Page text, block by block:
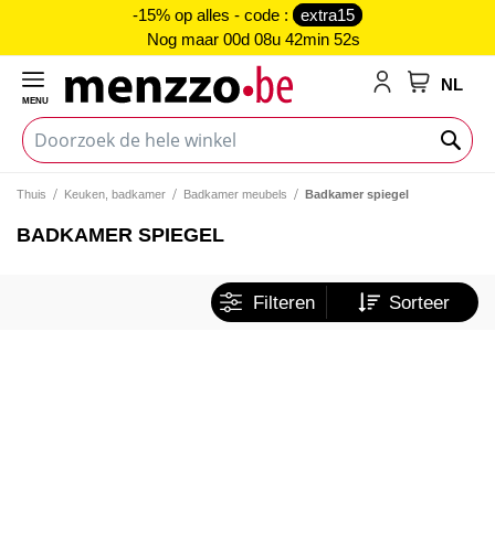
-15% op alles - code :
extra15
Nog maar 00d 08u 42min 52s
NL
MENU
Thuis Keuken, badkamer Badkamer meubels Badkamer spiegel
BADKAMER SPIEGEL
Filteren Sorteer